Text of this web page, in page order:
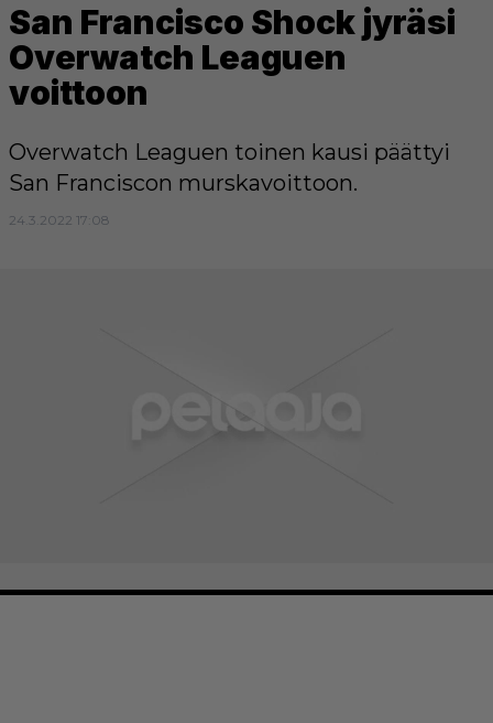
San Francisco Shock jyräsi
Overwatch Leaguen
voittoon
Overwatch Leaguen toinen kausi päättyi
San Franciscon murskavoittoon.
24.3.2022 17:08